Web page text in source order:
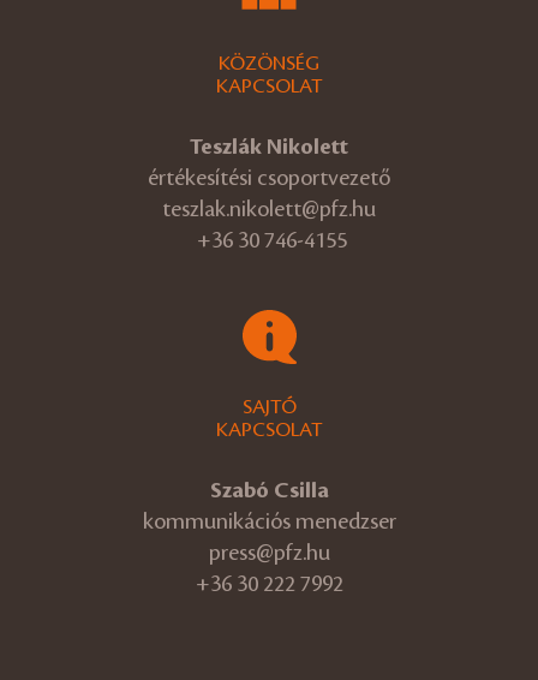
KÖZÖNSÉG
KAPCSOLAT
Teszlák Nikolett
értékesítési csoportvezető
teszlak.nikolett@pfz.hu
+36 30 746-4155
SAJTÓ
KAPCSOLAT
Szabó Csilla
kommunikációs menedzser
press@pfz.hu
+36 30 222 7992